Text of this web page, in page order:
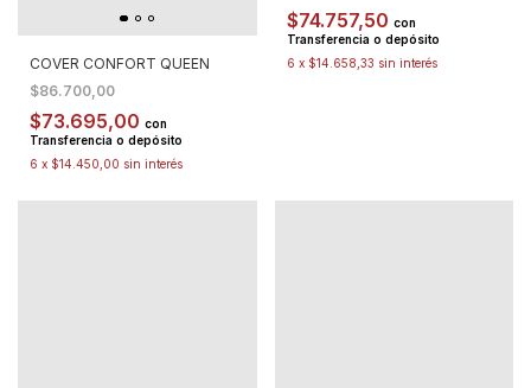
COVER CONFORT QUEEN
$86.700,00
$73.695,00 con
Transferencia o depósito
6 x $14.450,00 sin interés
$74.757,50 con
Transferencia o depósito
6 x $14.658,33 sin interés